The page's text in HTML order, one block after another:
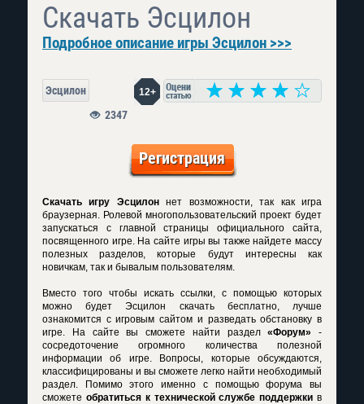
Скачать Эсцилон
Подробное описание игры Эсцилон >>>
Эсцилон 12+
2347
Регистрация
Скачать игру Эсцилоннет возможности, так как игра
браузерная. Ролевой многопользовательский проект будет
запускаться с главной страницы официального сайта,
посвященного игре. На сайте игры вы также найдете массу
полезных разделов, которые будут интересны как
новичкам, так и бывалым пользователям.
Вместо того чтобы искать ссылки, с помощью которых
можно будетЭсцилон скачатьбесплатно, лучше
ознакомится с игровым сайтом и разведать обстановку в
игре. На сайте вы сможете найти раздел«Форум» -
сосредоточение огромного количества полезной
информации об игре. Вопросы, которые обсуждаются,
классифицированы и вы сможете легко найти необходимый
раздел. Помимо этого именно с помощью форума вы
сможете обратиться к технической службе поддержки в